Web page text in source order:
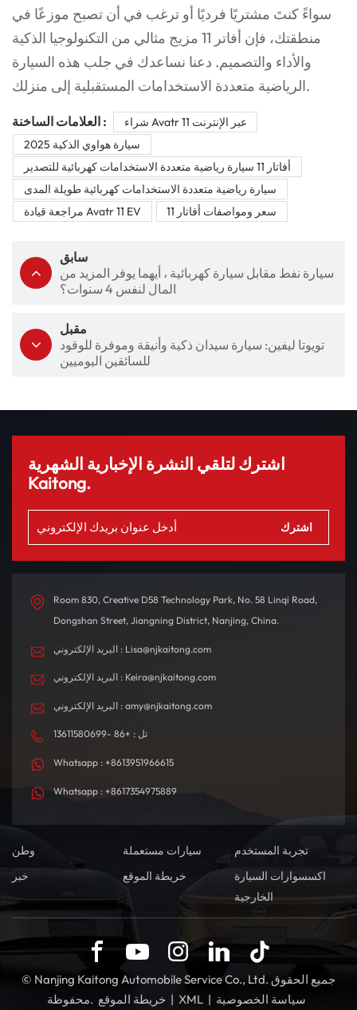
سواءً كنتَ مشتريًا فرديًا أو ترغب في أن تصبح موزعًا في
منطقتك، فإن أفاتر 11 مزيج مثالي من التكنولوجيا الذكية
والأداء والتصميم. دعنا نساعدك في جلب هذه السيارة
الرياضية متعددة الاستخدامات المستقبلية إلى منزلك.
العلامات الساخنة :
شراء Avatr 11 عبر الإنترنت
سيارة هواوي الذكية 2025
أفاتار 11 سيارة رياضية متعددة الاستخدامات كهربائية للتصدير
سيارة رياضية متعددة الاستخدامات كهربائية طويلة المدى
مراجعة قيادة Avatr 11 EV
سعر ومواصفات أفاتار 11
سابق
سيارة نفط مقابل سيارة كهربائية ، أيهما يوفر المزيد من
المال لنفس 4 سنوات؟
مقبل
تويوتا ليفين: سيارة سيدان ذكية وأنيقة وموفرة للوقود
للسائقين اليوميين
اشترك لتلقي النشرة الإخبارية الشهرية
Kaitong.
Room 830, Creative D58 Technology Park, No. 58 Linqi Road,
Dongshan Street, Jiangning District, Nanjing, China.
البريد الإلكتروني : Lisa@njkaitong.com
البريد الإلكتروني : Keira@njkaitong.com
البريد الإلكتروني : amy@njkaitong.com
تل : +86 -13611580699
Whatsapp : +8613951966615
Whatsapp : +8617354975889
وطن سيارات مستعملة
تجربة المستخدم
خبر
خريطة الموقع
اكسسوارات السيارة
الخارجية
© Nanjing Kaitong Automobile Service Co., Ltd. جميع الحقوق
محفوظة. خريطة الموقع | XML | سياسة الخصوصية